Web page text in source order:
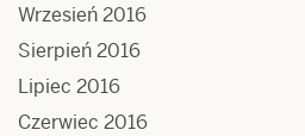
Wrzesień 2016
Sierpień 2016
Lipiec 2016
Czerwiec 2016